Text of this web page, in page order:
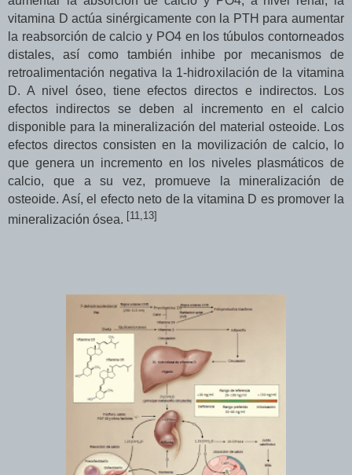
vitamina D actúa sinérgicamente con la PTH para aumentar
la reabsorción de calcio y PO4 en los túbulos contorneados
distales, así como también inhibe por mecanismos de
retroalimentación negativa la 1-hidroxilación de la vitamina
D. A nivel óseo, tiene efectos directos e indirectos. Los
efectos indirectos se deben al incremento en el calcio
disponible para la mineralización del material osteoide. Los
efectos directos consisten en la movilización de calcio, lo
que genera un incremento en los niveles plasmáticos de
calcio, que a su vez, promueve la mineralización de
osteoide. Así, el efecto neto de la vitamina D es promover la
mineralización ósea. [11, 13]